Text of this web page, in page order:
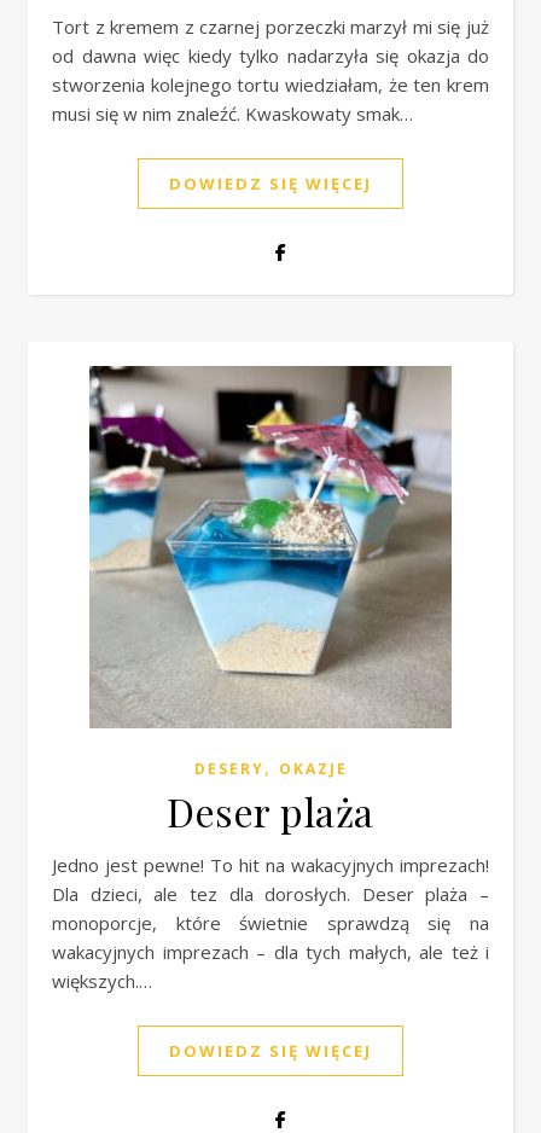
Tort z kremem z czarnej porzeczki marzył mi się już
od dawna więc kiedy tylko nadarzyła się okazja do
stworzenia kolejnego tortu wiedziałam, że ten krem
musi się w nim znaleźć. Kwaskowaty smak…
DOWIEDZ SIĘ WIĘCEJ
DESERY, OKAZJE
Deser plaża
Jedno jest pewne! To hit na wakacyjnych imprezach!
Dla dzieci, ale tez dla dorosłych. Deser plaża –
monoporcje, które świetnie sprawdzą się na
wakacyjnych imprezach – dla tych małych, ale też i
większych.…
DOWIEDZ SIĘ WIĘCEJ